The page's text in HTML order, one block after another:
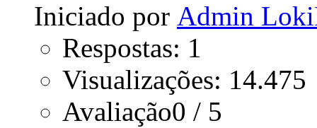
Iniciado por Admin
Respostas: 1
Visualizações: 14.475
Avaliação0 / 5